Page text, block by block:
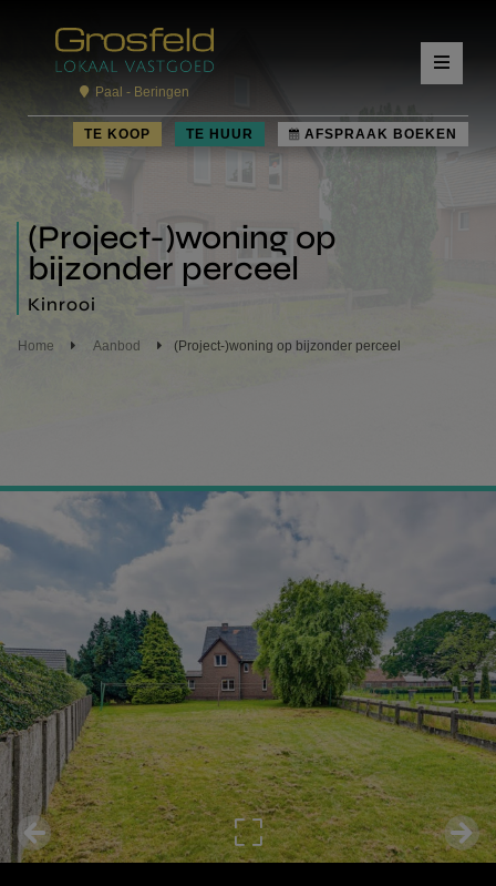
Paal - Beringen
TE KOOP TE HUUR AFSPRAAK BOEKEN
(Project-)woning op
bijzonder perceel
Kinrooi
Home Aanbod (Project-)woning op bijzonder perceel